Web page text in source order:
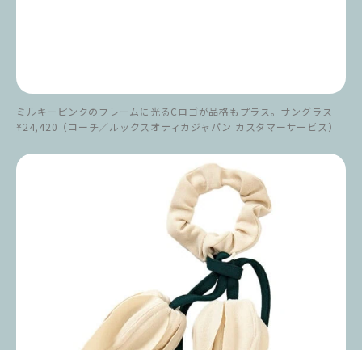
ミルキーピンクのフレームに光るCロゴが品格もプラス。サングラス
¥24,420（コーチ／ルックスオティカジャパン カスタマーサービス）